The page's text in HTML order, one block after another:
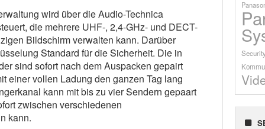
wird über die Audio-Technica
die mehrere UHF-, 2,4-GHz- und DECT-
Bildschirm verwalten kann. Darüber
Standard für die Sicherheit. Die in
sind sofort nach dem Auspacken gepairt
einer vollen Ladung den ganzen Tag lang
kann mit bis zu vier Sendern gepaart
zwischen verschiedenen
kann.